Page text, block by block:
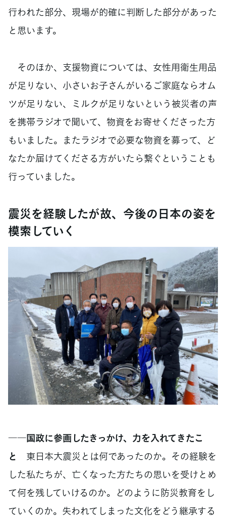
行われた部分、現場が的確に判断した部分があった
と思います。
そのほか、支援物資については、女性用衛生用品
が足りない、小さいお子さんがいるご家庭ならオム
ツが足りない、ミルクが足りないという被災者の声
を携帯ラジオで聞いて、物資をお寄せくださった方
もいました。またラジオで必要な物資を募って、ど
なたか届けてくださる方がいたら繋ぐということも
行っていました。
震災を経験したが故、今後の日本の姿を
模索していく
――国政に参画したきっかけ、力を入れてきたこ
と
東日本大震災とは何であったのか。その経験を
した私たちが、亡くなった方たちの思いを受けとめ
て何を残していけるのか。どのように防災教育をし
ていくのか。失われてしまった文化をどう継承する